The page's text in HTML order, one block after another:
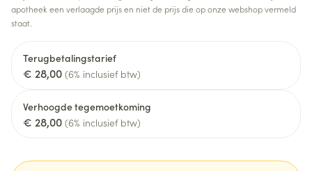
apotheek een verlaagde prijs en niet de prijs die op onze webshop vermeld
staat.
Terugbetalingstarief
€ 28,00 (6% inclusief btw)
Verhoogde tegemoetkoming
€ 28,00 (6% inclusief btw)